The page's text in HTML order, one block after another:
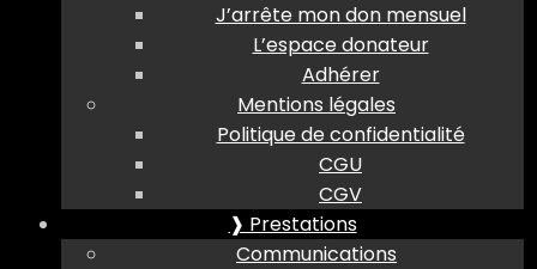
J’arrête mon don mensuel
L’espace donateur
Adhérer
Mentions légales
Politique de confidentialité
CGU
CGV
❱ Prestations
Communications